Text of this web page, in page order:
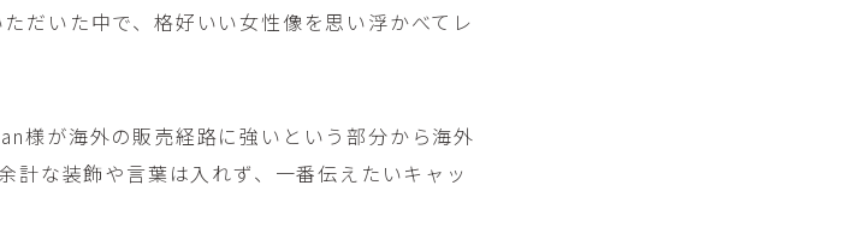
だいた中で、格好いい女性像を思い浮かべてレ
様が海外の販売経路に強いという部分から海外
計な装飾や言葉は入れず、一番伝えたいキャッ